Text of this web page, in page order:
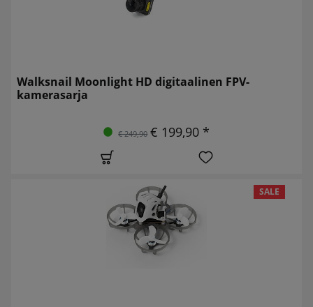
Walksnail Moonlight HD digitaalinen FPV-
kamerasarja
€ 249,90 € 199,90 *
SALE